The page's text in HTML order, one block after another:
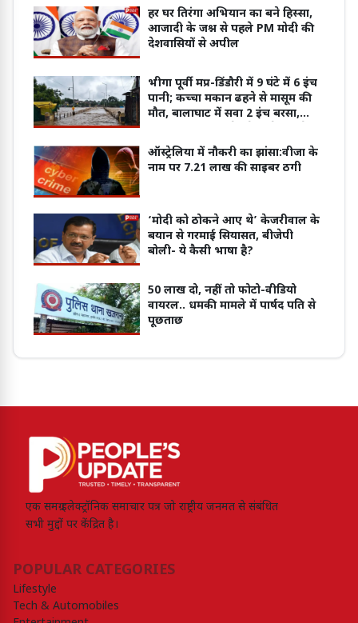
हर घर तिरंगा अभियान का बने हिस्सा,
आजादी के जश्न से पहले PM मोदी की
देशवासियों से अपील
भीगा पूर्वी मप्र-डिंडौरी में 9 घंटे में 6 इंच
पानी; कच्चा मकान ढहने से मासूम की
मौत, बालाघाट में सवा 2 इंच बरसा,
ऑस्ट्रेलिया में नौकरी का झांसा:वीजा के
नाम पर 7.21 लाख की साइबर ठगी
‘मोदी को ठोकने आए थे’ केजरीवाल के
बयान से गरमाई सियासत, बीजेपी
बोली- ये कैसी भाषा है?
50 लाख दो, नहीं तो फोटो-वीडियो
वायरल.. धमकी मामले में पार्षद पति से
पूछताछ
एक समग्र इलेक्ट्रॉनिक समाचार पत्र जो राष्ट्रीय जनमत से संबंधित
सभी मुद्दों पर केंद्रित है।
POPULAR CATEGORIES
Lifestyle
Tech & Automobiles